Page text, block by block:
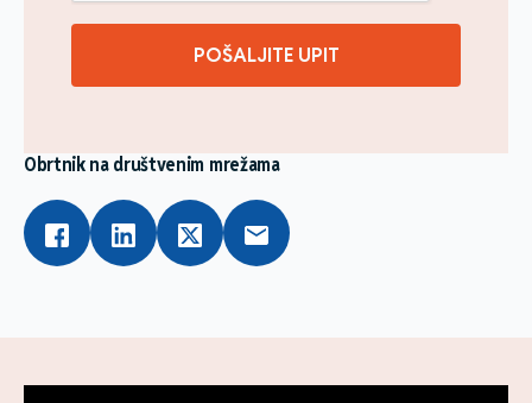
POŠALJITE UPIT
Obrtnik na društvenim mrežama